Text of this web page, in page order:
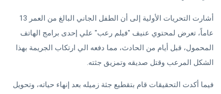
أشارت التحريات الأولية إلى أن الطفل الجاني البالغ من العمر 13
عاماً، تعرض لمحتوي عنيف "فيلم رعب" علي إحدى برامج الهاتف
المحمول، قبل أيام من الحادث، مما دفعه الي ارتكاب الجريمة بهذا
الشكل المرعب وقتل صديقه وتمزيق جثته.
فيما أكدت التحقيقات قام بتقطيع جثة زميله بعد إنهاء حياته، وتحويل